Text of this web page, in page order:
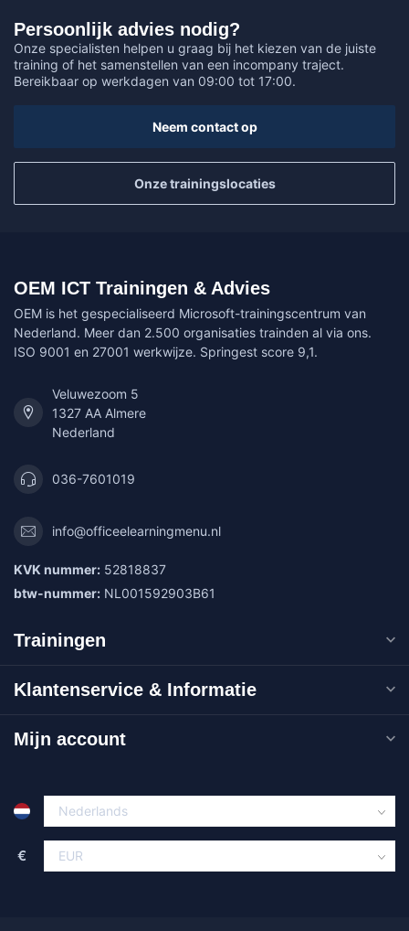
Persoonlijk advies nodig?
Onze specialisten helpen u graag bij het kiezen van de juiste
training of het samenstellen van een incompany traject.
Bereikbaar op werkdagen van 09:00 tot 17:00.
Neem contact op
Onze trainingslocaties
OEM ICT Trainingen & Advies
OEM is het gespecialiseerd Microsoft-trainingscentrum van
Nederland. Meer dan 2.500 organisaties trainden al via ons.
ISO 9001 en 27001 werkwijze. Springest score 9,1.
Veluwezoom 5
1327 AA Almere
Nederland
036-7601019
info@officeelearningmenu.nl
KVK nummer: 52818837
btw-nummer: NL001592903B61
Trainingen
Klantenservice & Informatie
Mijn account
€